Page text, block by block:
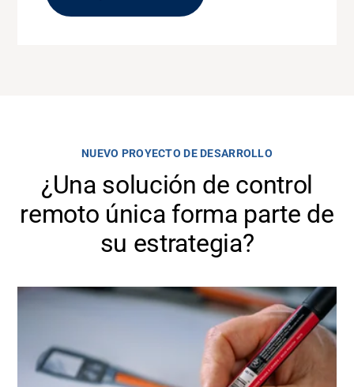
NUEVO PROYECTO DE DESARROLLO
¿Una solución de control
remoto única forma parte de
su estrategia?